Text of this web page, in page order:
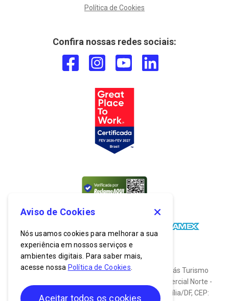
Política de Cookies
Confira nossas redes sociais:
© 2026. Todos os direitos reservados. Bancorbrás Turismo
S.A. CNPJ: 03.635.174/0001-19. End: Setor Comercial Norte -
SCN, Quadra 2, Bloco C, Nº 900, Asa Norte, Brasília/DF, CEP:
Aviso de Cookies
Nós usamos cookies para melhorar a sua
experiência em nossos serviços e
ambientes digitais. Para saber mais,
acesse nossa Política de Cookies
Aceitar todos os cookies